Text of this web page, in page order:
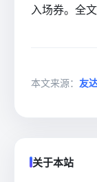
入场券。全
本文来源： 友
关于本站